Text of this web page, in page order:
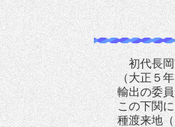
初代長岡
（大正５
輸出の委
この下関
種渡来地